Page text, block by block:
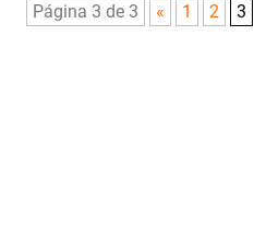
Página 3 de 3 « 1 2 3